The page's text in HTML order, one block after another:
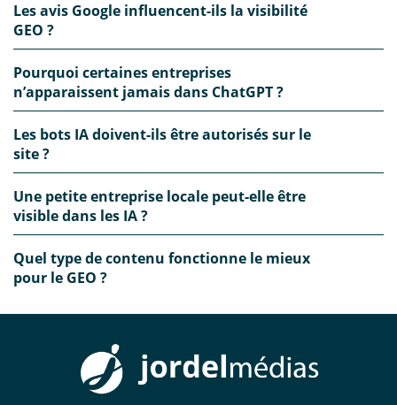
Les avis Google influencent-ils la visibilité
GEO ?
Pourquoi certaines entreprises
n’apparaissent jamais dans ChatGPT ?
Les bots IA doivent-ils être autorisés sur le
site ?
Une petite entreprise locale peut-elle être
visible dans les IA ?
Quel type de contenu fonctionne le mieux
pour le GEO ?